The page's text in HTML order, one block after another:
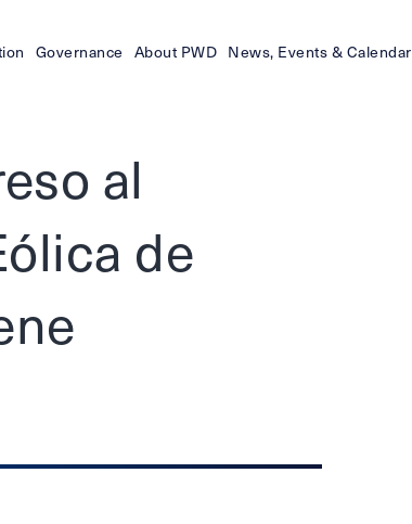
Governance About PWD News, Events & Calendar
al
de